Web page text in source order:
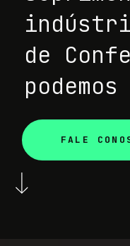
de
FALE